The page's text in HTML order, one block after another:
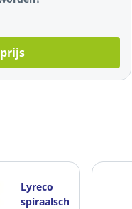
Lyreco
spiraalschrift